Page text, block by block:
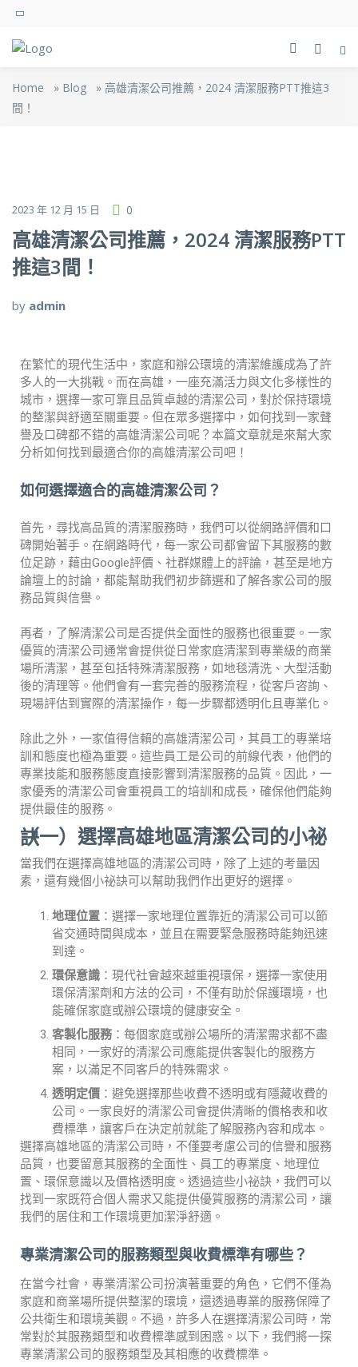
Home » Blog » 高雄清潔公司推薦，2024 清潔服務PTT推這3
間！
2023 年 12 月 15 日 0
高雄清潔公司推薦，2024 清潔服務PTT
推這3間！
by admin
在繁忙的現代生活中，家庭和辦公環境的清潔維護成為了許
多人的一大挑戰。而在高雄，一座充滿活力與文化多樣性的
城市，選擇一家可靠且品質卓越的清潔公司，對於保持環境
的整潔與舒適至關重要。但在眾多選擇中，如何找到一家聲
譽及口碑都不錯的高雄清潔公司呢？本篇文章就是來幫大家
分析如何找到最適合你的高雄清潔公司吧！
如何選擇適合的高雄清潔公司？
首先，尋找高品質的清潔服務時，我們可以從網路評價和口
碑開始著手。在網路時代，每一家公司都會留下其服務的數
位足跡，藉由Google評價、社群媒體上的評論，甚至是地方
論壇上的討論，都能幫助我們初步篩選和了解各家公司的服
務品質與信譽。
再者，了解清潔公司是否提供全面性的服務也很重要。一家
優質的清潔公司通常會提供從日常家庭清潔到專業級的商業
場所清潔，甚至包括特殊清潔服務，如地毯清洗、大型活動
後的清理等。他們會有一套完善的服務流程，從客戶咨詢、
現場評估到實際的清潔操作，每一步驟都透明化且專業化。
除此之外，一家值得信賴的高雄清潔公司，其員工的專業培
訓和態度也極為重要。這些員工是公司的前線代表，他們的
專業技能和服務態度直接影響到清潔服務的品質。因此，一
家優秀的清潔公司會重視員工的培訓和成長，確保他們能夠
提供最佳的服務。
（一）選擇高雄地區清潔公司的小祕訣
當我們在選擇高雄地區的清潔公司時，除了上述的考量因
素，還有幾個小祕訣可以幫助我們作出更好的選擇。
地理位置 ：選擇一家地理位置靠近的清潔公司可以節
省交通時間與成本，並且在需要緊急服務時能夠迅速
到達。
環保意識 ：現代社會越來越重視環保，選擇一家使用
環保清潔劑和方法的公司，不僅有助於保護環境，也
能確保家庭或辦公環境的健康安全。
客製化服務：每個家庭或辦公場所的清潔需求都不盡
相同，一家好的清潔公司應能提供客製化的服務方
案，以滿足不同客戶的特殊需求。
透明定價 ：避免選擇那些收費不透明或有隱藏收費的
公司。一家良好的清潔公司會提供清晰的價格表和收
費標準，讓客戶在決定前就能了解服務內容和成本。
選擇高雄地區的清潔公司時，不僅要考慮公司的信譽和服務
品質，也要留意其服務的全面性、員工的專業度、地理位
置、環保意識以及價格透明度。透過這些小祕訣，我們可以
找到一家既符合個人需求又能提供優質服務的清潔公司，讓
我們的居住和工作環境更加潔淨舒適。
專業清潔公司的服務類型與收費標準有哪些？
在當今社會，專業清潔公司扮演著重要的角色，它們不僅為
家庭和商業場所提供整潔的環境，還透過專業的服務保障了
公共衛生和環境美觀。不過，許多人在選擇清潔公司時，常
常對於其服務類型和收費標準感到困惑。以下，我們將一探
專業清潔公司的服務類型及其相應的收費標準。